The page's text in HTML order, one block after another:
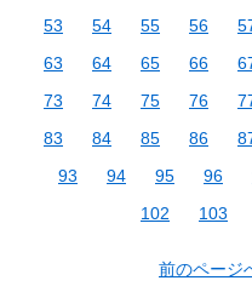
53
54 55 56
63
64 65 66
73
74 75 76
83
84 85 86
93
94 95 96
102
103
前のページ